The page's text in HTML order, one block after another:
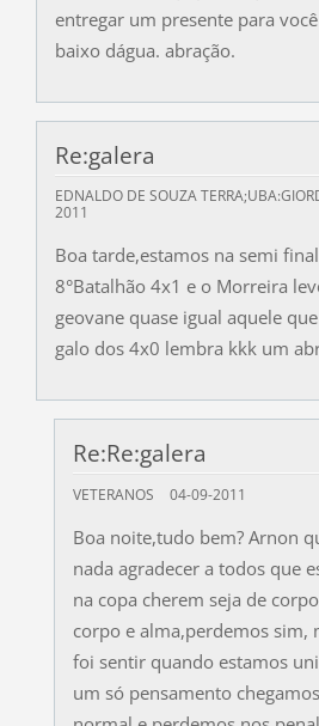
entregar um presente para
baixo dágua. abração.
Re:galera
EDNALDO DE SOUZA
2011
Boa tarde,estamos na semi
8°Batalhão 4x1 e o Morreira
geovane quase igual aquele
galo dos 4x0 lembra kkk um
Re:Re:galera
VETERANOS 04-09-2011
Boa noite,tudo bem? Arnon
nada agradecer a todos que
na copa cherem seja de
corpo e alma,perdemos sim,
foi sentir quando estamos
um só pensamento